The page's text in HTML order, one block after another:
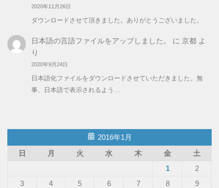
2020年11月26日
ダウンロードさせて頂きました。ありがとうございました。
日本語の言語ファイルをアップしました。 に 京都よ
り
2020年9月24日
日本語化ファイルをダウンロードさせていただきました。無
事、日本語で表示されるよう…
2016年1月
日
月 火 水 木 金
土
1
2
3
4 5 6 7 8
9